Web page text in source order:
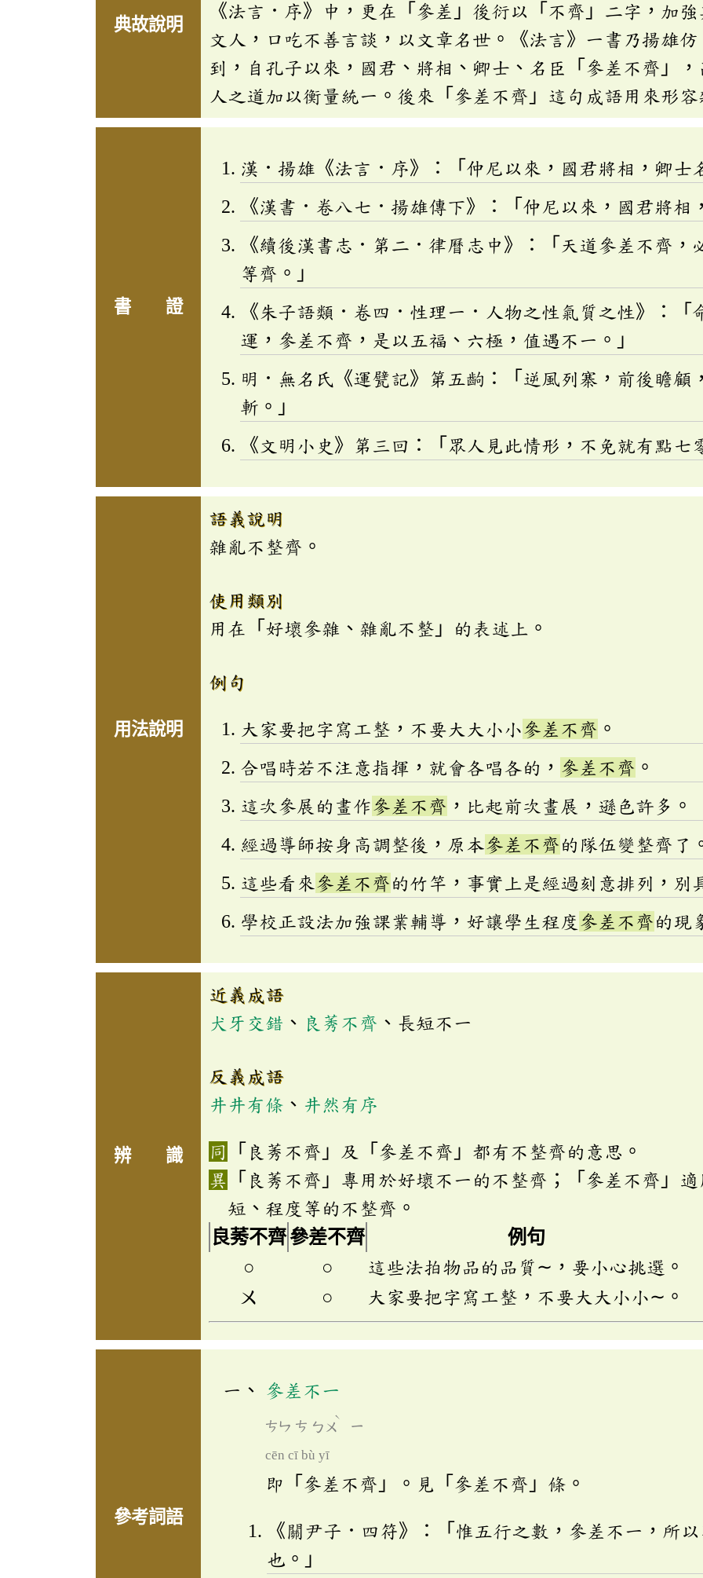
典故說明
《法言．序》中，更在「參差」後衍以「不齊」二字，加
文人，口吃不善言談，以文章名世。《法言》一書乃揚雄
到，自孔子以來，國君、將相、卿士、名臣「參差不齊」
人之道加以衡量統一。後來「參差不齊」這句成語用來形
書 證
漢．揚雄《法言．序》：「仲尼以來，國君將相，卿士
《漢書．卷八七．揚雄傳下》：「仲尼以來，國君將
《續後漢書志．第二．律曆志中》：「天道參差不齊
等齊。」
《朱子語類．卷四．性理一．人物之性氣質之性》：
運，參差不齊，是以五福、六極，值遇不一。」
明．無名氏《運甓記》第五齣：「逆風列寨，前後瞻顧
斬。」
《文明小史》第三回：「眾人見此情形，不免就有點七
用法說明
語義說明
雜亂不整齊。
使用類別
用在「好壞參雜、雜亂不整」的表述上。
例句
大家要把字寫工整，不要大大小小參差不齊 。
合唱時若不注意指揮，就會各唱各的， 參差不齊 。
這次參展的畫作參差不齊 ，比起前次畫展，遜色許多。
經過導師按身高調整後，原本參差不齊的隊伍變整齊了
這些看來參差不齊的竹竿，事實上是經過刻意排列，別
學校正設法加強課業輔導，好讓學生程度 參差不齊的現
辨 識
近義成語
犬牙交錯 、 良莠不齊 、長短不一
反義成語
井井有條 、 井然有序
「良莠不齊」及「參差不齊」都有不整齊的意思。
「良莠不齊」專用於好壞不一的不整齊；「參差不齊」
短、程度等的不整齊。
良莠不齊參差不齊
例句
○
○
這些法拍物品的品質∼，要小心挑選。
ㄨ
○ 大家要把字寫工整，不要大大小小∼。
參考詞語
參差不一
ㄘㄣ ㄘ ㄅㄨ
ˋ
ㄧ
cēn cī bù yī
即「參差不齊」。見「參差不齊」條。
《關尹子．四符》：「惟五行之數，參差不一，所
也。」